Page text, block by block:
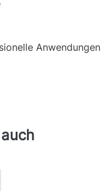
Anwendungen